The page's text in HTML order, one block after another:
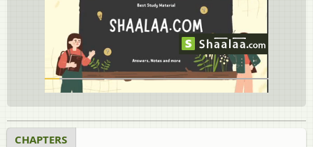
CHAPTERS